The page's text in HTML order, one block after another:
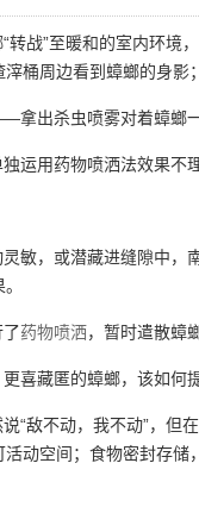
战”至暖和的室内环境，
桶周边看到蟑螂的身
出杀虫喷雾对着蟑螂
运用药物喷洒法效果不
敏，或潜藏进缝隙中，
药物喷洒，暂时遣散蟑
喜藏匿的蟑螂，该如何
“敌不动，我不动”，但
动空间；食物密封存